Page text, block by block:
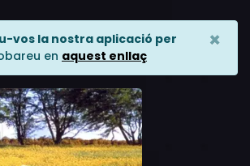
vos la nostra aplicació per
en aquest enllaç
×